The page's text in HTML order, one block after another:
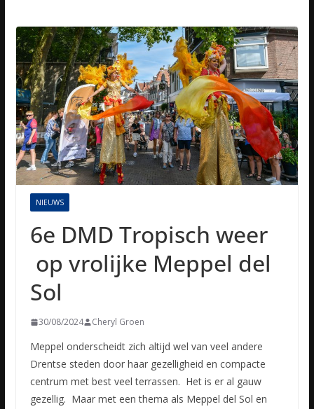
NIEUWS
6e DMD Tropisch weer
op vrolijke Meppel del
Sol
30/08/2024 Cheryl Groen
Meppel onderscheidt zich altijd wel van veel andere
Drentse steden door haar gezelligheid en compacte
centrum met best veel terrassen. Het is er al gauw
gezellig. Maar met een thema als Meppel del Sol en